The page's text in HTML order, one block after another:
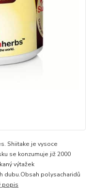
Shiitake je vysoce
se konzumuje již 2000
výtažek
dubu.Obsah polysacharidů
popis